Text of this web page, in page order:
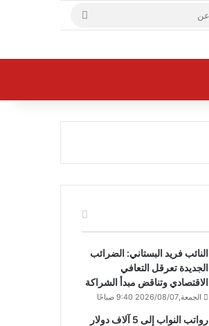
النائب فريد البستاني: الضرائب
الجديدة تعرقل التعافي
الاقتصادي وتناقض مبدأ الشراكة
الجمعة,2026/08/07 9:40 صباحًا
رواتب النواب إلى 5 آلاف دولار